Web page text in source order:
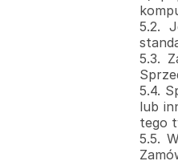
5.2.
5.3.
5.4.
lub
tego
5.5.